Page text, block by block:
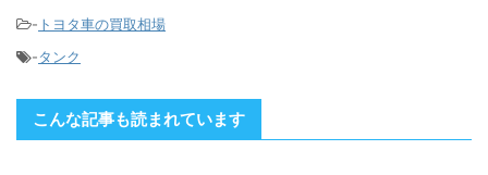
- トヨタ車の買取相場
-タンク
こんな記事も読まれています